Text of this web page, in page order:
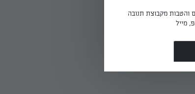
והטבות מקבוצת תנובה